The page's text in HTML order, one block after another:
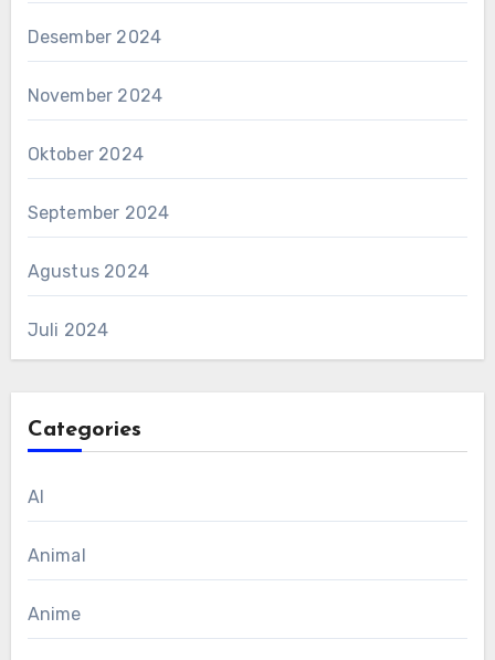
Desember 2024
November 2024
Oktober 2024
September 2024
Agustus 2024
Juli 2024
Categories
AI
Animal
Anime